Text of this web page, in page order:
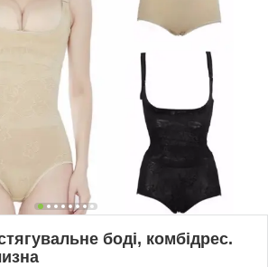
боді, комбідрес.